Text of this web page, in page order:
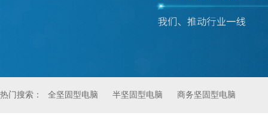
热门搜索： 全坚固型电脑 半坚固型电脑 商务坚固型电脑